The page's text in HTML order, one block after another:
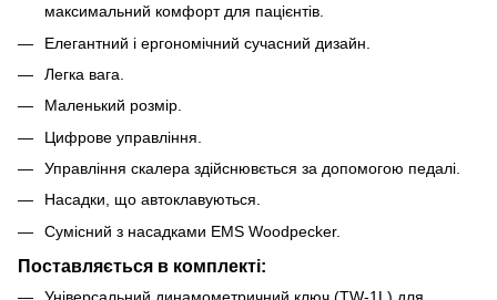
максимальний комфорт для пацієнтів.
Елегантний і ергономічний сучасний дизайн.
Легка вага.
Маленький розмір.
Цифрове управління.
Управління скалера здійснювється за допомогою педалі.
Насадки, що автоклавуються.
Сумісний з насадками EMS Woodpecker.
Поставляється в комплекті:
Універсальний динамометричний ключ (TW-1L) для